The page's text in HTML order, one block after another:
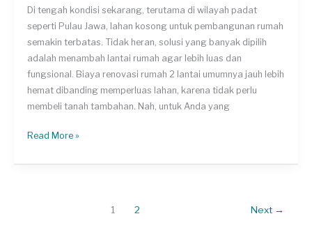
Di tengah kondisi sekarang, terutama di wilayah padat
seperti Pulau Jawa, lahan kosong untuk pembangunan rumah
semakin terbatas. Tidak heran, solusi yang banyak dipilih
adalah menambah lantai rumah agar lebih luas dan
fungsional. Biaya renovasi rumah 2 lantai umumnya jauh lebih
hemat dibanding memperluas lahan, karena tidak perlu
membeli tanah tambahan. Nah, untuk Anda yang
Menghitung
Biaya
Read More »
1 2 Next →